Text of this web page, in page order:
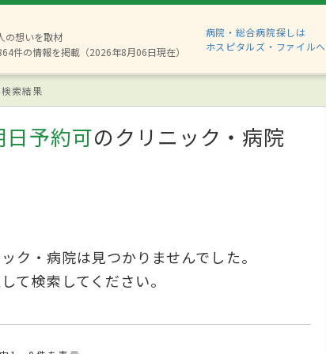
の想いを取材
件の情報を掲載（2026年8月06日現在）
病院・総合病院探しは
ホスピタルズ・ファイルへ
索結果
予約可のクリニック・病院
ク・病院は見つかりませんでした。
て検索してください。